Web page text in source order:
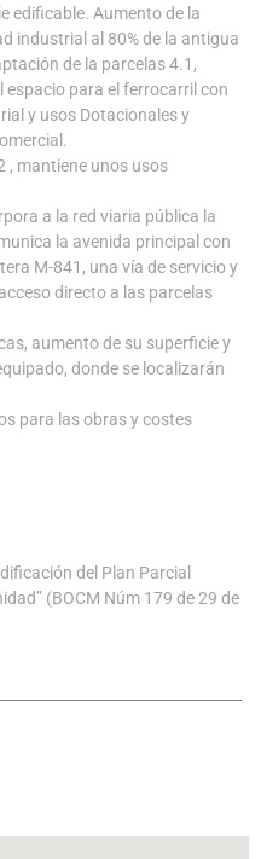
edificable. Aumento de la
industrial al 80% de la antigua
de la parcelas 4.1,
espacio para el ferrocarril con
y usos Dotacionales y
, mantiene unos usos
a la red viaria pública la
la avenida principal con
M-841, una vía de servicio y
directo a las parcelas
aumento de su superficie y
donde se localizarán
para las obras y costes
del Plan Parcial
(BOCM Núm 179 de 29 de